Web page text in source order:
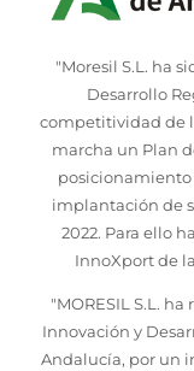
"Moresil S.L. ha
Desarrollo
competitividad de
marcha un Plan
posicionamiento
implantación de
2022. Para ello
InnoXport de
"MORESIL S.L.
Innovación y
Andalucía, por un